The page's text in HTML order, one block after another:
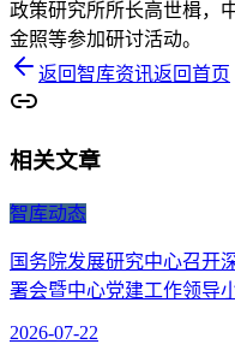
政策研究所所长高世楫，
金照等参加研讨活动。
返回智库资讯返回首页
相关文章
智库动态
国务院发展研究中心召开
署会暨中心党建工作领导
2026-07-22